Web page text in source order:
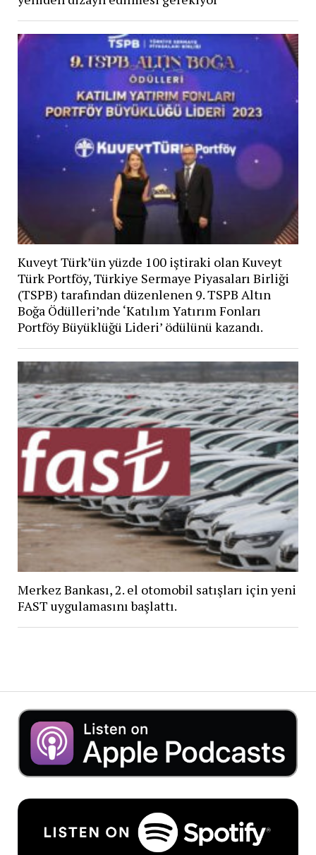
Kuveyt Türk’ün yüzde 100 iştiraki olan Kuveyt
Türk Portföy, Türkiye Sermaye Piyasaları Birliği
(TSPB) tarafından düzenlenen 9. TSPB Altın
Boğa Ödülleri’nde ‘Katılım Yatırım Fonları
Portföy Büyüklüğü Lideri’ ödülünü kazandı.
Merkez Bankası, 2. el otomobil satışları için yeni
FAST uygulamasını başlattı​.